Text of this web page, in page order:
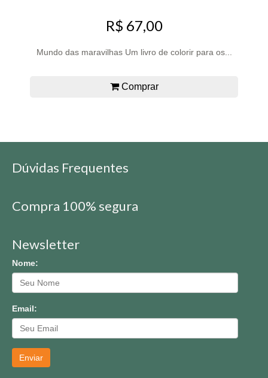
R$ 67,00
Mundo das maravilhas Um livro de colorir para os...
Comprar
Dúvidas Frequentes
Compra 100% segura
Newsletter
Nome:
Email:
Enviar